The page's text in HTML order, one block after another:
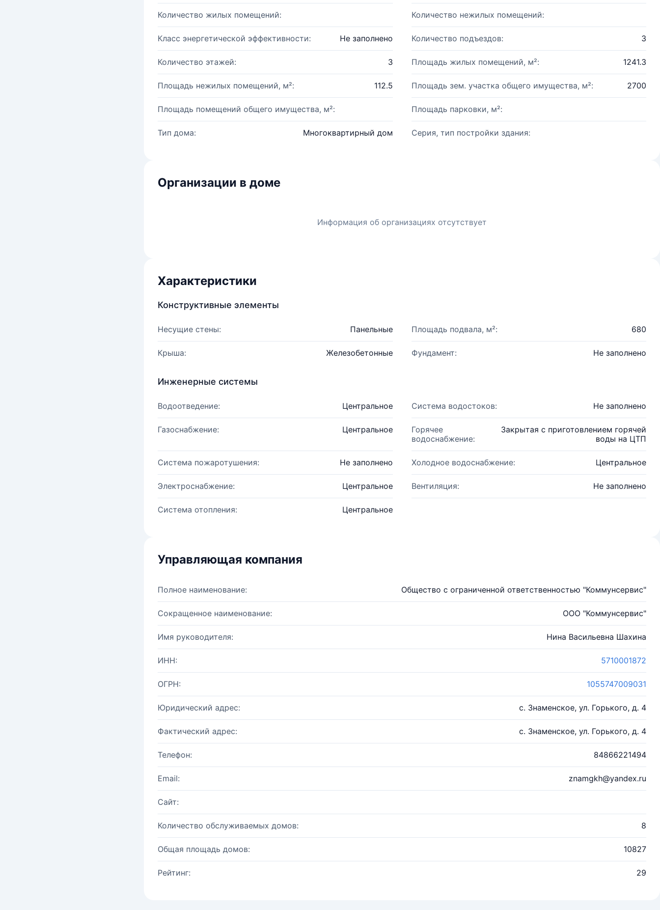
Количество жилых помещений: Количество нежилых помещений:
Класс энергетической эффективности: Не заполнено Количество подъездов: 3
Количество этажей: 3 Площадь жилых помещений, м²: 1241.3
Площадь нежилых помещений, м²: 112.5 Площадь зем. участка общего имущества, м²: 2700
Площадь помещений общего имущества, м²: Площадь парковки, м²:
Тип дома: Многоквартирный дом Серия, тип постройки здания:
Организации в доме
Информация об организациях отсутствует
Характеристики
Конструктивные элементы
Несущие стены: Панельные Площадь подвала, м²: 680
Крыша: Железобетонные Фундамент: Не заполнено
Инженерные системы
Водоотведение: Центральное Система водостоков: Не заполнено
Газоснабжение: Центральное
Горячее
водоснабжение:
Закрытая с приготовлением горячей
воды на ЦТП
Система пожаротушения: Не заполнено Холодное водоснабжение: Центральное
Электроснабжение: Центральное Вентиляция: Не заполнено
Система отопления: Центральное
Управляющая компания
Полное наименование: Общество с ограниченной ответственностью "Коммунсервис"
Сокращенное наименование: ООО "Коммунсервис"
Имя руководителя: Нина Васильевна Шахина
ИНН: 5710001872
ОГРН: 1055747009031
Юридический адрес: с. Знаменское, ул. Горького, д. 4
Фактический адрес: с. Знаменское, ул. Горького, д. 4
Телефон: 84866221494
Email: znamgkh@yandex.ru
Сайт:
Количество обслуживаемых домов: 8
Общая площадь домов: 10827
Рейтинг: 29